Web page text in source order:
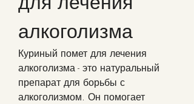
алкоголизма
Куриный помет для лечения
алкоголизма - это натуральный
препарат для борьбы с
алкоголизмом. Он помогает